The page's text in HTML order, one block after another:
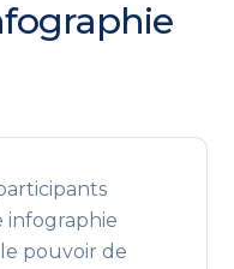
infographie
pouvoir de